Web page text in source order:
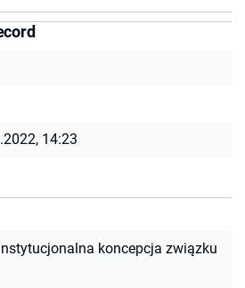
14:23
koncepcja związku